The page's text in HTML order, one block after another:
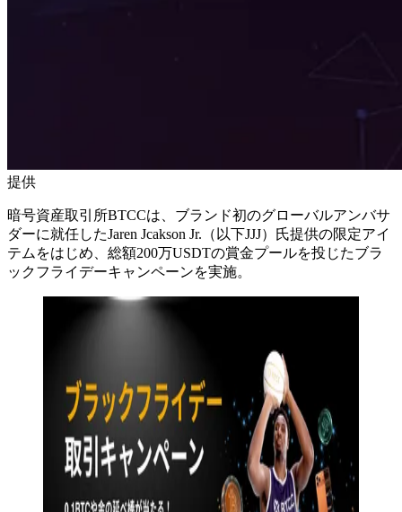
提供
暗号資産取引所BTCCは、ブランド初のグローバルアンバサ
ダーに就任したJaren Jcakson Jr.（以下JJJ）氏提供の限定アイ
テムをはじめ、総額200万USDTの賞金プールを投じたブラ
ックフライデーキャンペーンを実施。